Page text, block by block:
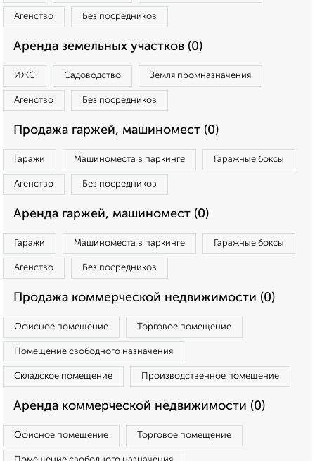
Агенство Без посредников
Аренда земельных участков (0)
ИЖС Садоводство Земля промназначения
Агенство Без посредников
Продажа гаржей, машиномест (0)
Гаражи Машиноместа в паркинге Гаражные боксы
Агенство Без посредников
Аренда гаржей, машиномест (0)
Гаражи Машиноместа в паркинге Гаражные боксы
Агенство Без посредников
Продажа коммерческой недвижимости (0)
Офисное помещение Торговое помещение
Помещение свободного назначения
Складское помещение Производственное помещение
Аренда коммерческой недвижимости (0)
Офисное помещение Торговое помещение